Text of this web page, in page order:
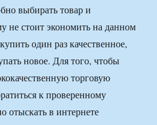
выбирать товар и
не стоит экономить на данном
один раз качественное,
новое. Для того, чтобы
торговую
к проверенному
отыскать в интернете